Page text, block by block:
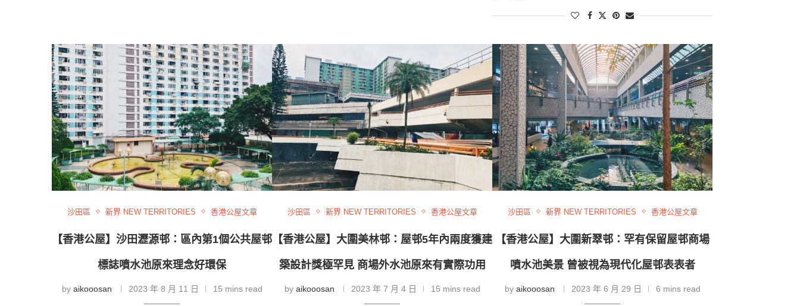
沙田區 新界 NEW TERRITORIES 香港公屋文章
【香港公屋】沙田瀝源邨：區內第1個公共屋邨
標誌噴水池原來理念好環保
by aikooosan 2023 年 8 月 11 日 15 mins read
沙田區 新界 NEW TERRITORIES 香港公屋文章
【香港公屋】大圍美林邨：屋邨5年內兩度獲建
築設計獎極罕見 商場外水池原來有實際功用
by aikooosan 2023 年 7 月 4 日 15 mins read
沙田區 新界 NEW TERRITORIES 香港公屋文章
【香港公屋】大圍新翠邨：罕有保留屋邨商場
噴水池美景 曾被視為現代化屋邨表表者
by aikooosan 2023 年 6 月 29 日 6 mins read